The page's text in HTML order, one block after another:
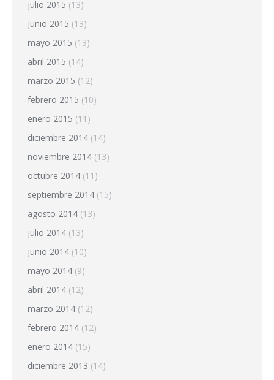
julio 2015 (13)
junio 2015 (13)
mayo 2015 (13)
abril 2015 (14)
marzo 2015 (12)
febrero 2015 (10)
enero 2015 (11)
diciembre 2014 (14)
noviembre 2014 (13)
octubre 2014 (11)
septiembre 2014 (15)
agosto 2014 (13)
julio 2014 (13)
junio 2014 (10)
mayo 2014 (9)
abril 2014 (12)
marzo 2014 (12)
febrero 2014 (12)
enero 2014 (15)
diciembre 2013 (14)